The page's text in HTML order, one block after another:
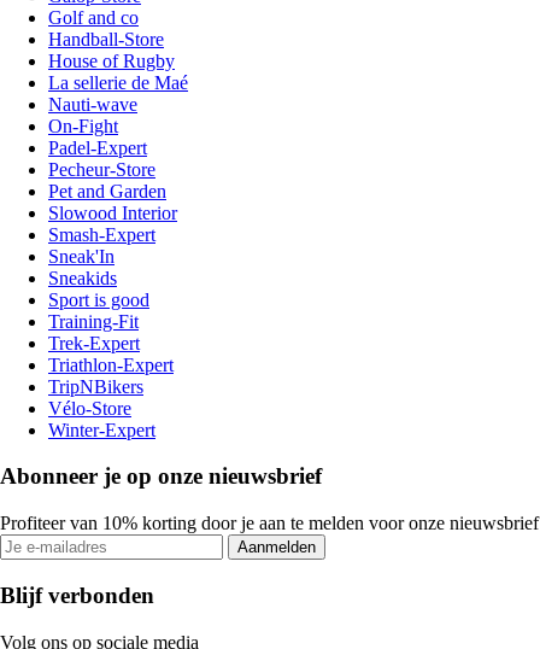
Golf and co
Handball-Store
House of Rugby
La sellerie de Maé
Nauti-wave
On-Fight
Padel-Expert
Pecheur-Store
Pet and Garden
Slowood Interior
Smash-Expert
Sneak'In
Sneakids
Sport is good
Training-Fit
Trek-Expert
Triathlon-Expert
TripNBikers
Vélo-Store
Winter-Expert
Abonneer je op onze nieuwsbrief
Profiteer van 10% korting door je aan te melden voor onze nieuwsbrief
Aanmelden
Blijf verbonden
Volg ons op sociale media